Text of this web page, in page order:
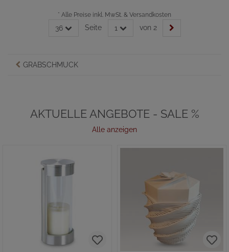
* Alle Preise inkl. MwSt. & Versandkosten
36 Seite 1 von 2
GRABSCHMUCK
AKTUELLE ANGEBOTE - SALE %
Alle anzeigen